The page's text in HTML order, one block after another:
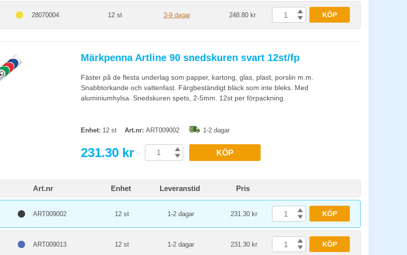
28070004 12 st 3-9 dagar 248.80 kr KÖP
Märkpenna Artline 90 snedskuren svart 12st/fp
Fäster på de flesta underlag som papper, kartong, glas, plast, porslin m.m.
Snabbtorkande och vattenfast. Färgbeständigt bläck som inte bleks. Med
aluminiumhylsa. Snedskuren spets, 2-5mm. 12st per förpackning.
Enhet: 12 st Art.nr: ART009002 1-2 dagar
231.30 kr KÖP
Art.nr Enhet Leveranstid Pris
ART009002 12 st 1-2 dagar 231.30 kr KÖP
ART009013 12 st 1-2 dagar 231.30 kr KÖP